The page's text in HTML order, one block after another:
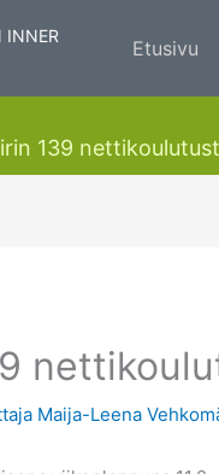
INNER
Etusivu
139
Maija-Leena